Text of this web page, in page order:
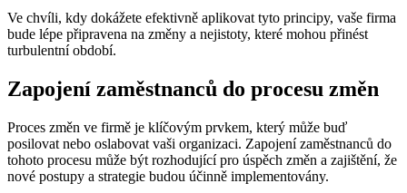
Ve chvíli, kdy dokážete efektivně aplikovat tyto principy, vaše firma
bude lépe připravena na změny a nejistoty, které mohou přinést
turbulentní období.
Zapojení zaměstnanců do procesu změn
Proces změn ve firmě je klíčovým prvkem, který může buď
posilovat nebo oslabovat vaši organizaci. Zapojení zaměstnanců do
tohoto procesu může být rozhodující pro úspěch změn a zajištění, že
nové postupy a strategie budou účinně implementovány.